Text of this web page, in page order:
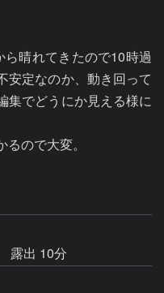
晴れてきたので10時過
安定なのか、動き回って
集でどうにか見える様に
ので大変。
露出 10分